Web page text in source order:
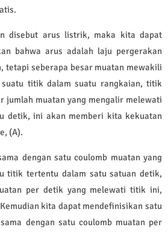
disebut arus listrik, maka kita dapat
bahwa arus adalah laju pergerakan
tetapi seberapa besar muatan mewakili
titik dalam suatu rangkaian, titik
jumlah muatan yang mengalir melewati
detik, ini akan memberi kita kekuatan
(A).
dengan satu coulomb muatan yang
titik tertentu dalam satu satuan detik,
per detik yang melewati titik ini,
kita dapat mendefinisikan satu
dengan satu coulomb muatan per